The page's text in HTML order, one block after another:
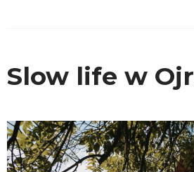
Slow life w